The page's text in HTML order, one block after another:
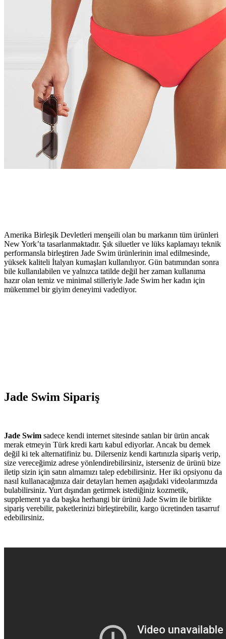
Amerika Birleşik Devletleri menşeili olan bu markanın tüm ürünleri
New York’ta tasarlanmaktadır. Şık siluetler ve lüks kaplamayı teknik
performansla birleştiren Jade Swim ürünlerinin imal edilmesinde,
yüksek kaliteli İtalyan kumaşları kullanılıyor. Gün batımından sonra
bile kullanılabilen ve yalnızca tatilde değil her zaman kullanıma
hazır olan temiz ve minimal stilleriyle Jade Swim her kadın için
mükemmel bir giyim deneyimi vadediyor.
Jade Swim Sipariş
Jade Swim sadece kendi internet sitesinde satılan bir ürün ancak
merak etmeyin Türk kredi kartı kabul ediyorlar. Ancak bu demek
değil ki tek alternatifiniz bu. Dilerseniz kendi kartınızla sipariş verip,
size vereceğimiz adrese yönlendirebilirsiniz, isterseniz de ürünü bize
iletip sizin için satın almamızı talep edebilirsiniz. Her iki opsiyonu da
nasıl kullanacağınıza dair detayları hemen aşağıdaki videolarımızda
bulabilirsiniz. Yurt dışından getirmek istediğiniz kozmetik,
supplement ya da başka herhangi bir ürünü Jade Swim ile birlikte
sipariş verebilir, paketlerinizi birleştirebilir, kargo ücretinden tasarruf
edebilirsiniz.